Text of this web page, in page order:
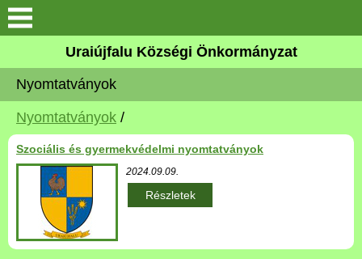
Köszöntő
Elérhetőségek
Uraiújfalu
Önkormányzat
Közös Önkormányzati
Hivatal
Uraiújfalu Községi Önkormányzat
Nyomtatványok
Nyomtatványok /
Szociális és gyermekvédelmi nyomtatványok
2024.09.09.
Részletek